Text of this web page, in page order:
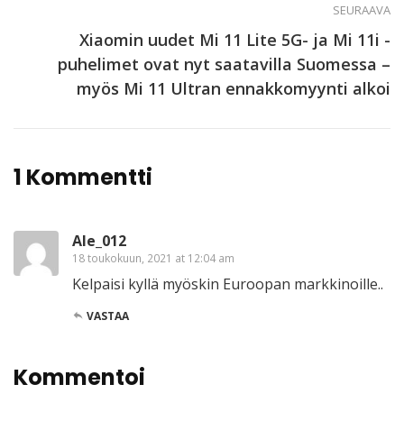
SEURAAVA
Xiaomin uudet Mi 11 Lite 5G- ja Mi 11i -
puhelimet ovat nyt saatavilla Suomessa –
myös Mi 11 Ultran ennakkomyynti alkoi
1 Kommentti
Ale_012
18 toukokuun, 2021 at 12:04 am
Kelpaisi kyllä myöskin Euroopan markkinoille..
VASTAA
Kommentoi